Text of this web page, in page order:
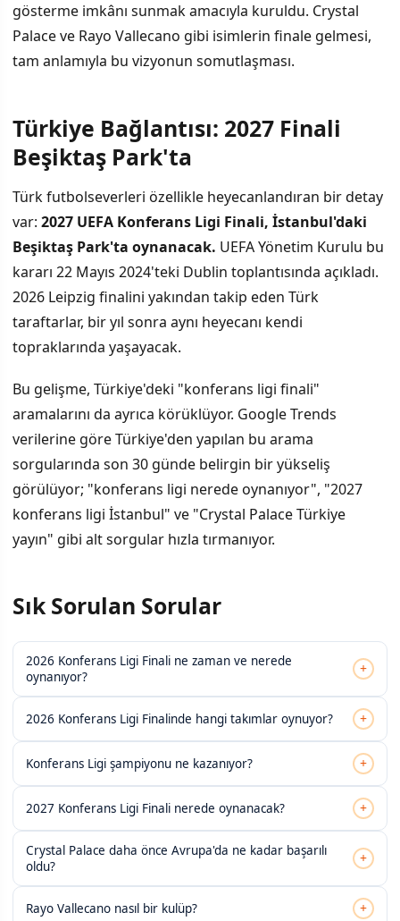
gösterme imkânı sunmak amacıyla kuruldu. Crystal
Palace ve Rayo Vallecano gibi isimlerin finale gelmesi,
tam anlamıyla bu vizyonun somutlaşması.
Türkiye Bağlantısı: 2027 Finali
Beşiktaş Park'ta
Türk futbolseverleri özellikle heyecanlandıran bir detay
var: 2027 UEFA Konferans Ligi Finali, İstanbul'daki
Beşiktaş Park'ta oynanacak. UEFA Yönetim Kurulu bu
kararı 22 Mayıs 2024'teki Dublin toplantısında açıkladı.
2026 Leipzig finalini yakından takip eden Türk
taraftarlar, bir yıl sonra aynı heyecanı kendi
topraklarında yaşayacak.
Bu gelişme, Türkiye'deki "konferans ligi finali"
aramalarını da ayrıca körüklüyor. Google Trends
verilerine göre Türkiye'den yapılan bu arama
sorgularında son 30 günde belirgin bir yükseliş
görülüyor; "konferans ligi nerede oynanıyor", "2027
konferans ligi İstanbul" ve "Crystal Palace Türkiye
yayın" gibi alt sorgular hızla tırmanıyor.
Sık Sorulan Sorular
2026 Konferans Ligi Finali ne zaman ve nerede
oynanıyor?
+
2026 Konferans Ligi Finalinde hangi takımlar oynuyor? +
Konferans Ligi şampiyonu ne kazanıyor? +
2027 Konferans Ligi Finali nerede oynanacak? +
Crystal Palace daha önce Avrupa'da ne kadar başarılı
oldu?
+
Rayo Vallecano nasıl bir kulüp? +